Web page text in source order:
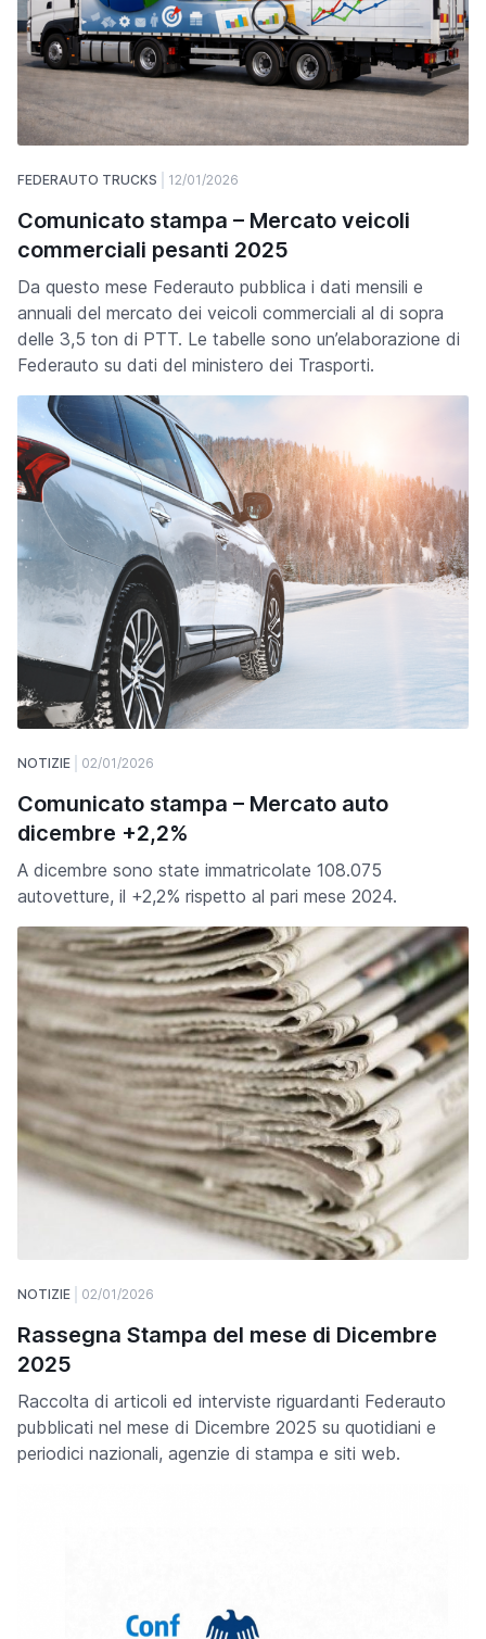
FEDERAUTO TRUCKS 12/01/2026
Comunicato stampa – Mercato veicoli
commerciali pesanti 2025
Da questo mese Federauto pubblica i dati mensili e
annuali del mercato dei veicoli commerciali al di sopra
delle 3,5 ton di PTT. Le tabelle sono un’elaborazione di
Federauto su dati del ministero dei Trasporti.
NOTIZIE 02/01/2026
Comunicato stampa – Mercato auto
dicembre +2,2%
A dicembre sono state immatricolate 108.075
autovetture, il +2,2% rispetto al pari mese 2024.
NOTIZIE 02/01/2026
Rassegna Stampa del mese di Dicembre
2025
Raccolta di articoli ed interviste riguardanti Federauto
pubblicati nel mese di Dicembre 2025 su quotidiani e
periodici nazionali, agenzie di stampa e siti web.